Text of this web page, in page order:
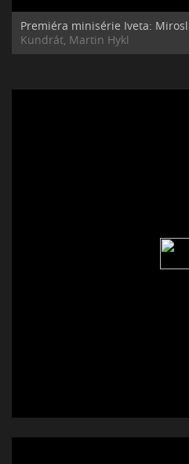
Premiéra minisérie Iveta:
Kundrát, Martin Hykl